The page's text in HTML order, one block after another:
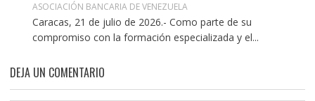
ASOCIACIÓN BANCARIA DE VENEZUELA
Caracas, 21 de julio de 2026.- Como parte de su
compromiso con la formación especializada y el...
DEJA UN COMENTARIO